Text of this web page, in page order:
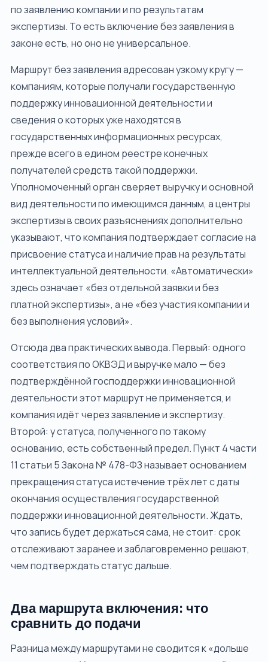
по заявлению компании и по результатам
экспертизы. То есть включение без заявления в
законе есть, но оно не универсальное.
Маршрут без заявления адресован узкому кругу —
компаниям, которые получали государственную
поддержку инновационной деятельности и
сведения о которых уже находятся в
государственных информационных ресурсах,
прежде всего в едином реестре конечных
получателей средств такой поддержки.
Уполномоченный орган сверяет выручку и основной
вид деятельности по имеющимся данным, а центры
экспертизы в своих разъяснениях дополнительно
указывают, что компания подтверждает согласие на
присвоение статуса и наличие прав на результаты
интеллектуальной деятельности. «Автоматически»
здесь означает «без отдельной заявки и без
платной экспертизы», а не «без участия компании и
без выполнения условий».
Отсюда два практических вывода. Первый: одного
соответствия по ОКВЭД и выручке мало — без
подтверждённой господдержки инновационной
деятельности этот маршрут не применяется, и
компания идёт через заявление и экспертизу.
Второй: у статуса, полученного по такому
основанию, есть собственный предел. Пункт 4 части
11 статьи 5 Закона № 478-ФЗ называет основанием
прекращения статуса истечение трёх лет с даты
окончания осуществления государственной
поддержки инновационной деятельности. Ждать,
что запись будет держаться сама, не стоит: срок
отслеживают заранее и заблаговременно решают,
чем подтверждать статус дальше.
Два маршрута включения: что
сравнить до подачи
Разница между маршрутами не сводится к «дольше